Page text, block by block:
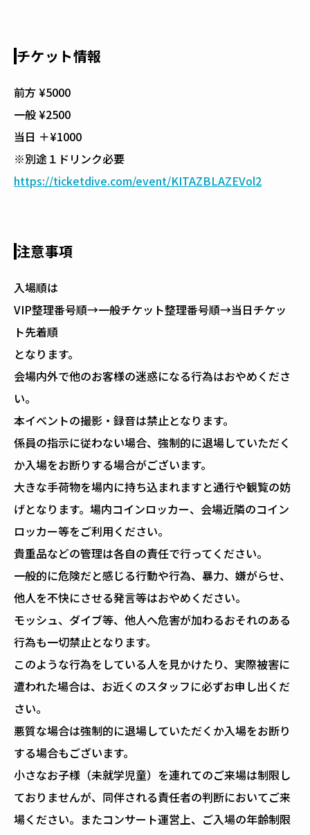
チケット情報
前方 ¥5000
一般 ¥2500
当日 ＋¥1000
※別途１ドリンク必要
https://ticketdive.com/event/KITAZBLAZEVol2
注意事項
入場順は
VIP整理番号順→一般チケット整理番号順→当日チケッ
ト先着順
となります。
会場内外で他のお客様の迷惑になる行為はおやめくださ
い。
本イベントの撮影・録音は禁止となります。
係員の指示に従わない場合、強制的に退場していただく
か入場をお断りする場合がございます。
大きな手荷物を場内に持ち込まれますと通行や観覧の妨
げとなります。場内コインロッカー、会場近隣のコイン
ロッカー等をご利用ください。
貴重品などの管理は各自の責任で行ってください。
一般的に危険だと感じる行動や行為、暴力、嫌がらせ、
他人を不快にさせる発言等はおやめください。
モッシュ、ダイブ等、他人へ危害が加わるおそれのある
行為も一切禁止となります。
このような行為をしている人を見かけたり、実際被害に
遭われた場合は、お近くのスタッフに必ずお申し出くだ
さい。
悪質な場合は強制的に退場していただくか入場をお断り
する場合もございます。
小さなお子様（未就学児童）を連れてのご来場は制限し
ておりませんが、同伴される責任者の判断においてご来
場ください。またコンサート運営上、ご入場の年齢制限